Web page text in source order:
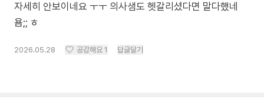
자세히 안보이네요 ㅜㅜ 의사샘도 헷갈리셨다면 말다했네
욤;; ㅎ
2026.05.28 공감해요 1 답글달기